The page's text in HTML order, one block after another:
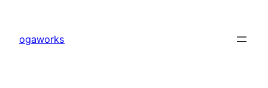
ogaworks